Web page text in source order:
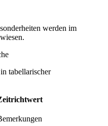
werden im
tabellarischer